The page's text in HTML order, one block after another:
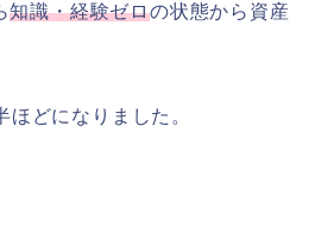
知識・経験ゼロの状態から資産
どになりました。